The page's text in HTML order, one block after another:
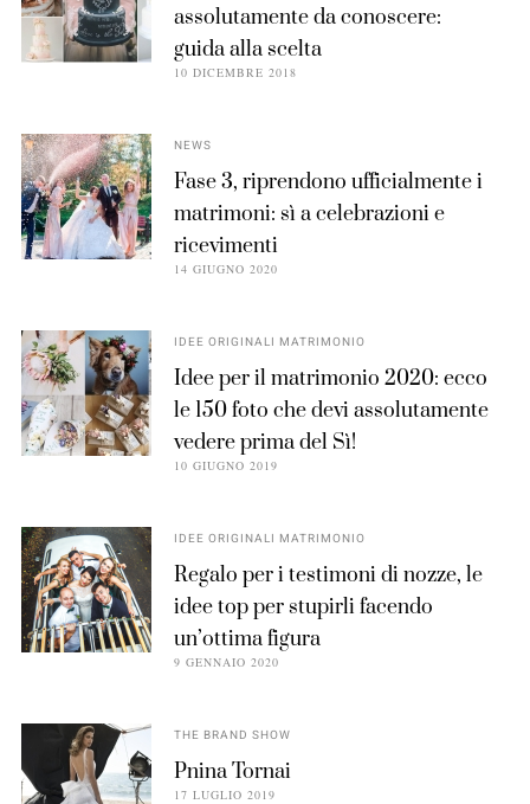
assolutamente da conoscere:
guida alla scelta
10 DICEMBRE 2018
NEWS
Fase 3, riprendono ufficialmente i
matrimoni: sì a celebrazioni e
ricevimenti
14 GIUGNO 2020
IDEE ORIGINALI MATRIMONIO
Idee per il matrimonio 2020: ecco
le 150 foto che devi assolutamente
vedere prima del Sì!
10 GIUGNO 2019
IDEE ORIGINALI MATRIMONIO
Regalo per i testimoni di nozze, le
idee top per stupirli facendo
un’ottima figura
9 GENNAIO 2020
THE BRAND SHOW
Pnina Tornai
17 LUGLIO 2019